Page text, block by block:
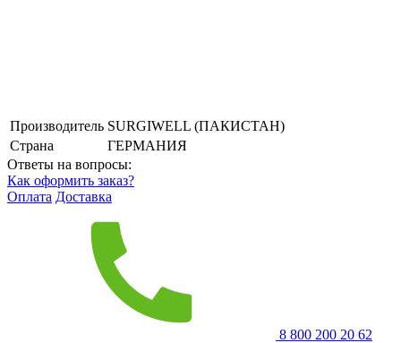
Производитель SURGIWELL (ПАКИСТАН)
Страна
ГЕРМАНИЯ
Ответы на вопросы:
Как оформить заказ?
Оплата Доставка
8 800 200 20 62